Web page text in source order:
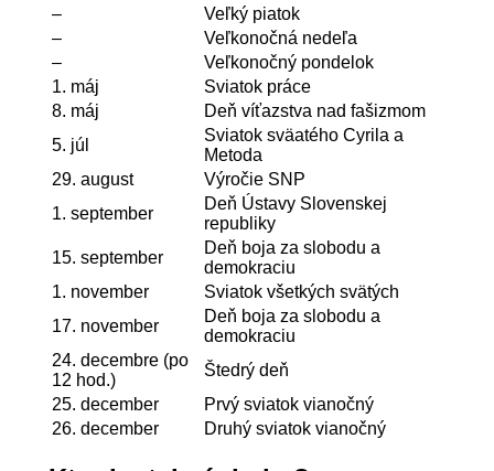
–
Veľký piatok
–
Veľkonočná nedeľa
–
Veľkonočný pondelok
1. máj
Sviatok práce
8. máj
Deň víťazstva nad fašizmom
5. júl
Sviatok sväatého Cyrila a
Metoda
29. august
Výročie SNP
1. september
Deň Ústavy Slovenskej
republiky
15. september
Deň boja za slobodu a
demokraciu
1. november
Sviatok všetkých svätých
17. november
Deň boja za slobodu a
demokraciu
24. decembre (po
12 hod.)
Štedrý deň
25. december
Prvý sviatok vianočný
26. december
Druhý sviatok vianočný